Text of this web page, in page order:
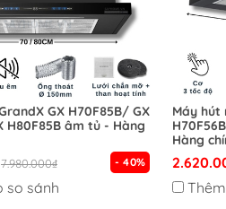
GX H70F85B/ GX
H80F85B âm tủ - Hàng
7.980.000₫ - 40%
so sánh
Máy hút
Hàng